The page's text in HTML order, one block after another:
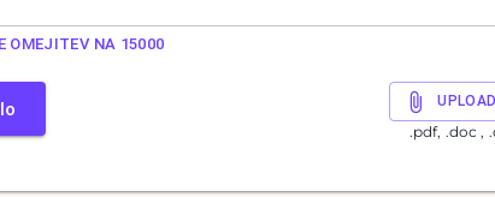
OMEJITEV NA 15000
.pdf, .doc ,